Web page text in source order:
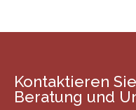
Kontaktieren
Beratung und